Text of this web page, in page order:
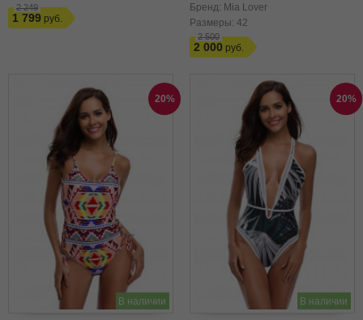
2 249
1 799
Бренд: Mia Lover
Размеры: 42
2 500
2 000
20%
В наличии
20%
В наличии